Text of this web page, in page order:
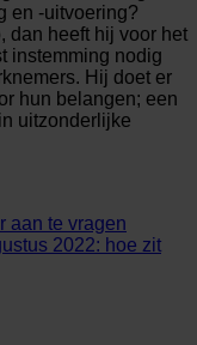
en -uitvoering?
dan heeft hij voor het
instemming nodig
Hij doet er
hun belangen; een
uitzonderlijke
aan te vragen
2022: hoe zit